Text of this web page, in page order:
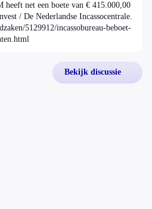
net een boete van € 415.000,00
/ De Nederlandse Incassocentrale.
5129912/incassobureau-beboet-
Bekijk discussie